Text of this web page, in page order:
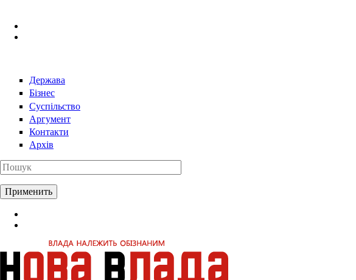
Держава
Бізнес
Суспільство
Аргумент
Контакти
Архів